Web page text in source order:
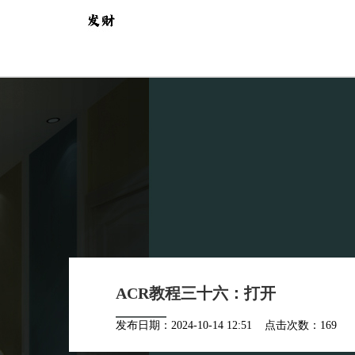
ACR教程三十六：打开
发布日期：2024-10-14 12:51 点击次数：169